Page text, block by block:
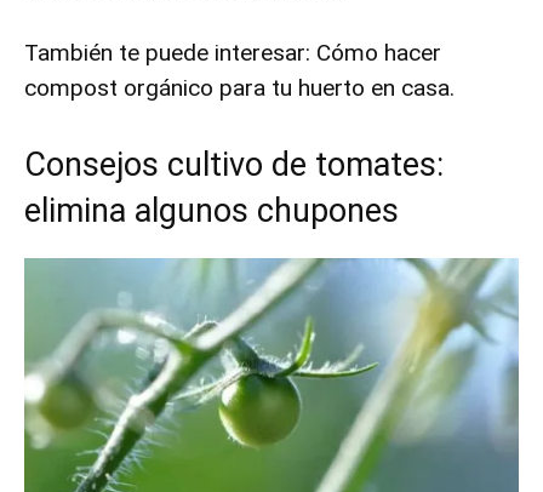
También te puede interesar: Cómo hacer
compost orgánico para tu huerto en casa.
Consejos cultivo de tomates:
elimina algunos chupones